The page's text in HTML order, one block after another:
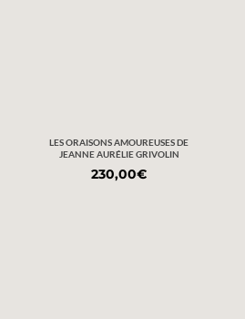
LES ORAISONS AMOUREUSES DE
JEANNE AURÉLIE GRIVOLIN
230,00€